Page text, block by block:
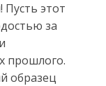
Пусть этот
за
прошлого.
образец